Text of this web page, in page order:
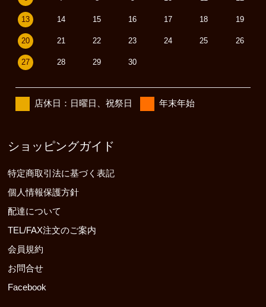
13 14 15 16 17 18 19
20 21 22 23 24 25 26
27 28 29 30
店休日：日曜日、祝祭日 年末年始
ショッピングガイド
特定商取引法に基づく表記
個人情報保護方針
配達について
TEL/FAX注文のご案内
会員規約
お問合せ
Facebook